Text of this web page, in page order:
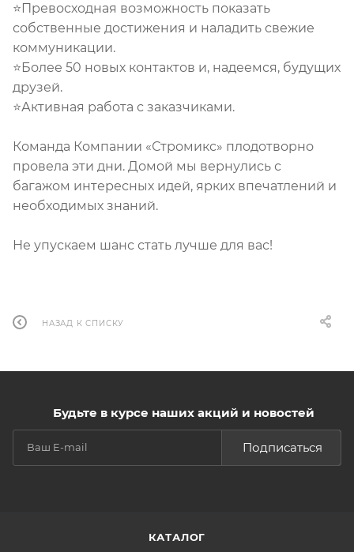
⭐Превосходная возможность показать
собственные достижения и наладить свежие
коммуникации.
⭐Более 50 новых контактов и, надеемся, будущих
друзей.
⭐Активная работа с заказчиками.
Команда Компании «Стромикс» плодотворно
провела эти дни. Домой мы вернулись с
багажом интересных идей, ярких впечатлений и
необходимых знаний.
Не упускаем шанс стать лучше для вас!
НАЗАД К СПИСКУ
Будьте в курсе наших акций и новостей
Подписаться
КАТАЛОГ